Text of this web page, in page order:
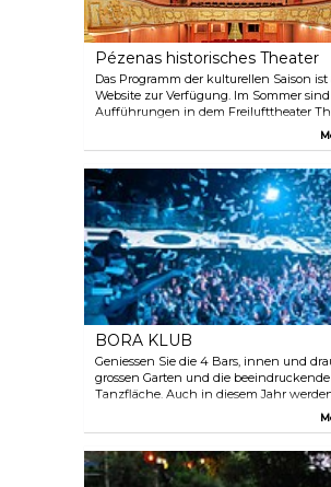
Pézenas historisches Theater
Das Programm der kulturellen Saison ist
Website zur Verfügung. Im Sommer
Aufführungen in dem Freilufttheater
Öffnungszeiten- und -tage der Kasse
direkt am Theater eine Stunde vor der
kaufen oder online buchen.
BORA KLUB
Geniessen Sie die 4 Bars, innen und
grossen Garten und die beeindruckende
Tanzfläche. Auch in diesem Jahr
einmaliges Programm mit